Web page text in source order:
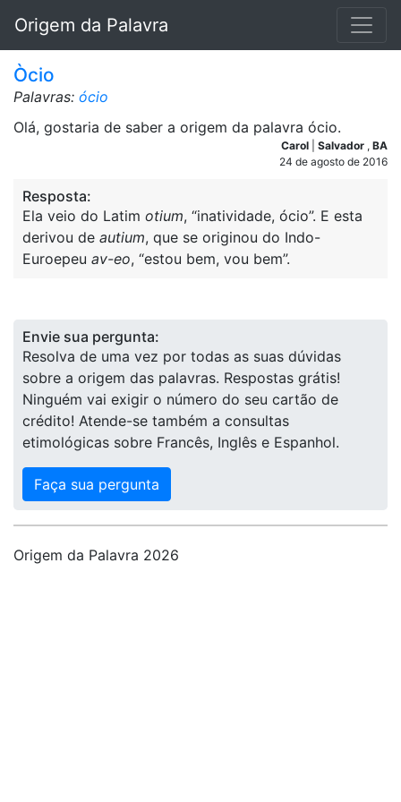
Origem da Palavra
Òcio
Palavras: ócio
Olá, gostaria de saber a origem da palavra ócio.
Carol Salvador , BA
24 de agosto de 2016
Resposta:
Ela veio do Latim otium, “inatividade, ócio”. E esta
derivou de autium, que se originou do Indo-
Euroepeu av-eo, “estou bem, vou bem”.
Envie sua pergunta:
Resolva de uma vez por todas as suas dúvidas
sobre a origem das palavras. Respostas grátis!
Ninguém vai exigir o número do seu cartão de
crédito! Atende-se também a consultas
etimológicas sobre Francês, Inglês e Espanhol.
Faça sua pergunta
Origem da Palavra 2026